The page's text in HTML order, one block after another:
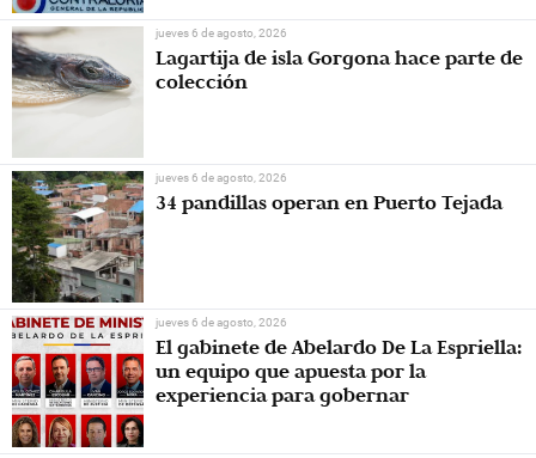
jueves 6 de agosto, 2026
Lagartija de isla Gorgona hace parte de
colección
jueves 6 de agosto, 2026
34 pandillas operan en Puerto Tejada
jueves 6 de agosto, 2026
El gabinete de Abelardo De La Espriella:
un equipo que apuesta por la
experiencia para gobernar